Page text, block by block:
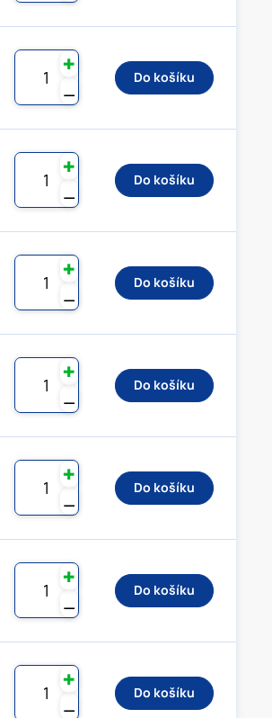
⚊
✚
Do košíku
⚊
✚
Do košíku
⚊
✚
Do košíku
⚊
✚
Do košíku
⚊
✚
Do košíku
⚊
✚
Do košíku
⚊
✚
Do košíku